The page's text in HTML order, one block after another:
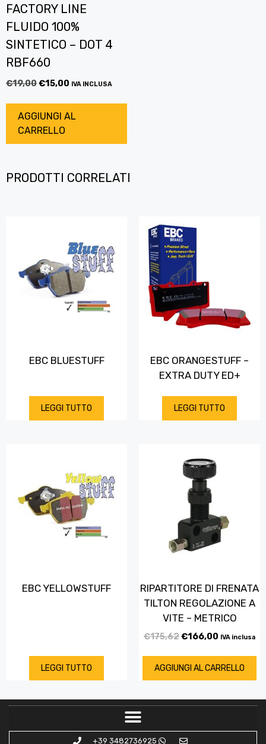
FACTORY LINE
FLUIDO 100%
SINTETICO – DOT 4
RBF660
€19,00€15,00 IVA INCLUSA
AGGIUNGI AL
CARRELLO
PRODOTTI CORRELATI
EBC BLUESTUFF
LEGGI TUTTO
EBC ORANGESTUFF –
EXTRA DUTY ED+
LEGGI TUTTO
EBC YELLOWSTUFF
LEGGI TUTTO
RIPARTITORE DI FRENATA
TILTON REGOLAZIONE A
VITE – METRICO
€175,62€166,00 IVA inclusa
AGGIUNGI AL CARRELLO
+39 3482736925